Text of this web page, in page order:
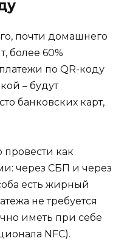
почти домашнего
более 60%
по QR-коду
– будут
банковских карт,
как
через СБП и через
есть жирный
не требуется
иметь при себе
NFC).